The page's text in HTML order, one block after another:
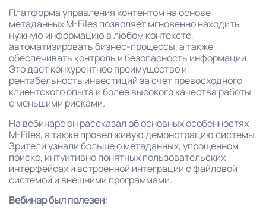
Платформа управления контентом на основе
метаданных M-⁠Files позволяет мгновенно находить
нужную информацию в любом контексте,
автоматизировать бизнес-процессы, а также
обеспечивать контроль и безопасность информации.
Это дает конкурентное преимущество и
рентабельность инвестиций за счет превосходного
клиентского опыта и более высокого качества работы
с меньшими рисками.
На вебинаре он рассказал об основных особенностях
M-⁠Files, а также провел живую демонстрацию системы.
Зрители узнали больше о метаданных, упрощенном
поиске, интуитивно понятных пользовательских
интерфейсах и встроенной интеграции с файловой
системой и внешними программами.
Вебинар был полезен: